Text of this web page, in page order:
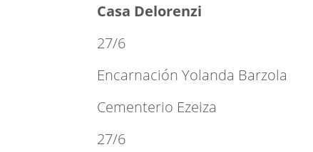
Casa Delorenzi
27/6
Encarnación Yolanda Barzola
Cementerio Ezeiza
27/6